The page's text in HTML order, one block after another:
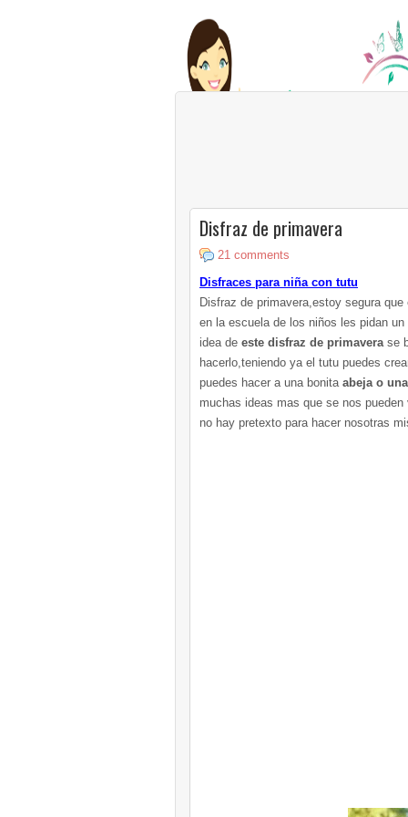
Disfraz de primavera
21 comments
Disfraces para niña con tutu
Disfraz de primavera,estoy segura
en la escuela de los niños les pidan
idea de este disfraz de primavera se
hacerlo,teniendo ya el tutu puedes
puedes hacer a una bonita abeja o
muchas ideas mas que se nos
no hay pretexto para hacer nosotras